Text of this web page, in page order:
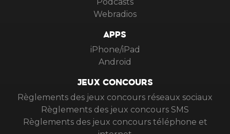
Webradios
APPS
iPhone/iPad
Android
JEUX CONCOURS
Règlements des jeux concours réseaux sociaux
Règlements des jeux concours SMS
Règlements des jeux concours téléphone et